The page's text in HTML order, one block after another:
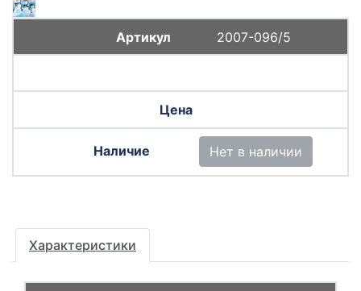
2007-096/5
Нет в наличии
Характеристики